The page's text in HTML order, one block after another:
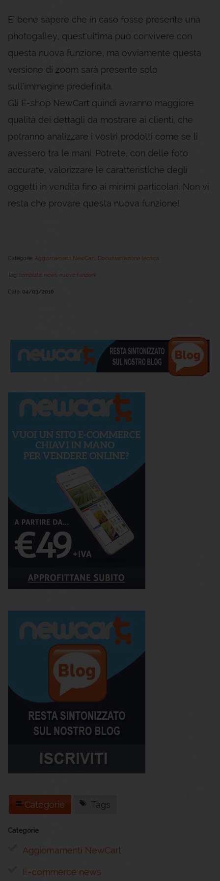
E' bene sapere che in caso fosse presente una
photogalley, quest'ultima può convivere con
questa nuova funzione, ma ovviamente questa
versione di zoom sarà presente solo
sull'immagine predefinita.
Gli E-shop NewCart quindi avranno maggiore
qualità dei dettagli da mostrare ai clienti, che
potranno analizzare i vostri prodotti come se li
avessero tra le mani. Potrete, con delle foto
accurate, valorizzare le caratteristiche degli
oggetti in vendita fino ai minimi particolari. Non vi
resta che provare questa nuova funzione!
Categorie: Aggiornamenti NewCart, Documentazione tecnica
Tag: template, news, nuove funzioni
Data: 04/03/2016
Categorie Tags
Categorie
Aggiornamenti NewCart
E-commerce news